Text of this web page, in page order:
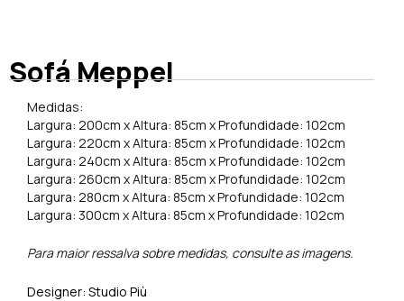
Sofá Meppel
Medidas:
Largura: 200cm x Altura: 85cm x Profundidade: 102cm
Largura: 220cm x Altura: 85cm x Profundidade: 102cm
Largura: 240cm x Altura: 85cm x Profundidade: 102cm
Largura: 260cm x Altura: 85cm x Profundidade: 102cm
Largura: 280cm x Altura: 85cm x Profundidade: 102cm
Largura: 300cm x Altura: 85cm x Profundidade: 102cm
Para maior ressalva sobre medidas, consulte as imagens.
Designer: Studio Più